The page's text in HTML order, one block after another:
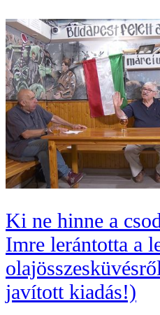
Ki ne hinne a
Imre lerántotta a
javított kiadás!)